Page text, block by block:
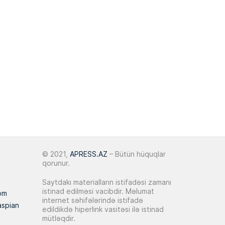
13:31
AQP: Azərbaycan tikinti sektorunda
maya dəyəri 7 %-ə yaxın artıb
18 May 2026
14:37
Hüseyn Talıbov:“Bakı urban və
daşınmaz əmlak mərkəzinə çevrilir”
© 2021, APRESS.AZ – Bütün hüquqlar
qorunur.
Saytdakı materialların istifadəsi zamanı
istinad edilməsi vacibdir. Məlumat
internet səhifələrində istifadə
edildikdə hiperlink vasitəsi ilə istinad
mütləqdir.